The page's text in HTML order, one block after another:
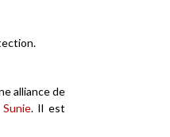
alliance de
Sunie. Il est